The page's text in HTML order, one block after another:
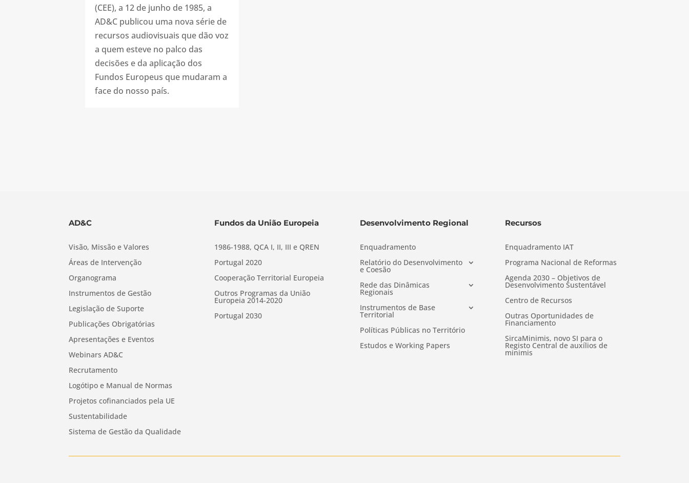
(CEE), a 12 de junho de 1985, a
AD&C publicou uma nova série de
recursos audiovisuais que dão voz
a quem esteve no palco das
decisões e da aplicação dos
Fundos Europeus que mudaram a
face do nosso país.
AD&C
Visão, Missão e Valores
Áreas de Intervenção
Organograma
Instrumentos de Gestão
Legislação de Suporte
Publicações Obrigatórias
Apresentações e Eventos
Webinars AD&C
Recrutamento
Logótipo e Manual de Normas
Projetos cofinanciados pela UE
Sustentabilidade
Sistema de Gestão da Qualidade
Fundos da União Europeia
1986-1988, QCA I, II, III e QREN
Portugal 2020
Cooperação Territorial Europeia
Outros Programas da União
Europeia 2014-2020
Portugal 2030
Desenvolvimento Regional
Enquadramento
Relatório do Desenvolvimento
e Coesão
Rede das Dinâmicas
Regionais
Instrumentos de Base
Territorial
Políticas Públicas no Território
Estudos e Working Papers
Recursos
Enquadramento IAT
Programa Nacional de Reformas
Agenda 2030 – Objetivos de
Desenvolvimento Sustentável
Centro de Recursos
Outras Oportunidades de
Financiamento
SircaMinimis, novo SI para o
Registo Central de auxílios de
minimis